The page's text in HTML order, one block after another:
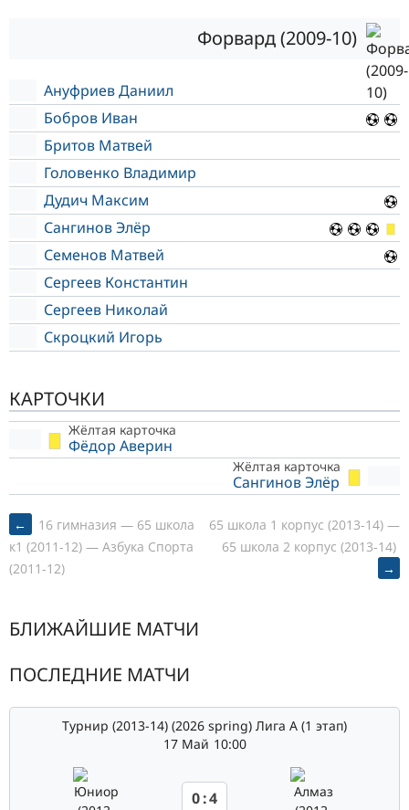
Форвард (2009-10)
Ануфриев Даниил
Бобров Иван
Бритов Матвей
Головенко Владимир
Дудич Максим
Сангинов Элёр
Семенов Матвей
Сергеев Константин
Сергеев Николай
Скроцкий Игорь
КАРТОЧКИ
Жёлтая карточка
Фёдор Аверин
Жёлтая карточка
Сангинов Элёр
POST
NAVIGATION
←
16 гимназия — 65 школа
к1 (2011-12) — Азбука Спорта
(2011-12)
65 школа 1 корпус (2013-14) —
65 школа 2 корпус (2013-14)
→
БЛИЖАЙШИЕ МАТЧИ
ПОСЛЕДНИЕ МАТЧИ
Турнир (2013-14) (2026 spring) Лига А (1 этап)
17 Май 10:00
0:4